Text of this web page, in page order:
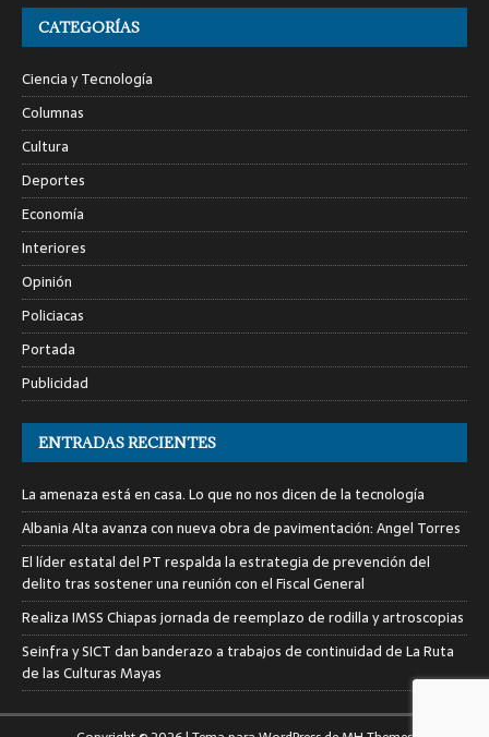
CATEGORÍAS
Ciencia y Tecnología
Columnas
Cultura
Deportes
Economía
Interiores
Opinión
Policiacas
Portada
Publicidad
ENTRADAS RECIENTES
La amenaza está en casa. Lo que no nos dicen de la tecnología
Albania Alta avanza con nueva obra de pavimentación: Angel Torres
El líder estatal del PT respalda la estrategia de prevención del
delito tras sostener una reunión con el Fiscal General
Realiza IMSS Chiapas jornada de reemplazo de rodilla y artroscopias
Seinfra y SICT dan banderazo a trabajos de continuidad de La Ruta
de las Culturas Mayas